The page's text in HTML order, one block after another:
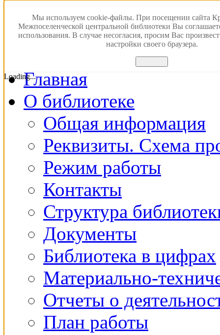
Мы используем cookie-файлы. При посещении сайта
Межпоселенческой центральной библиотеки Вы
использования. В случае несогласия, просим Вас
настройки своего браузера.
Loading...
Версия для
ПОИСК В
Главная
О библиотеке
Общая информация
Реквизиты. Схема
Режим работы
Контакты
Структура
Документы
Библиотека в цифрах
Материально-
Отчеты о
План работы